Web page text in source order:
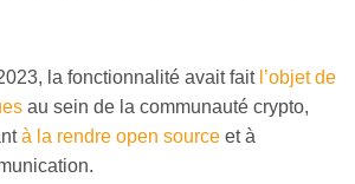
la fonctionnalité avait fait l’objet de
au sein de la communauté crypto,
à la rendre open source et à